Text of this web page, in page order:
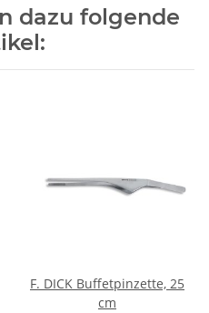
dazu folgende
F. DICK Buffetpinzette, 25
cm